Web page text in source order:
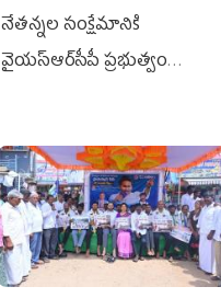
నేతన్నల సంక్షేమానికి
వైయ‌స్ఆర్‌సీపీ ప్రభుత్వం